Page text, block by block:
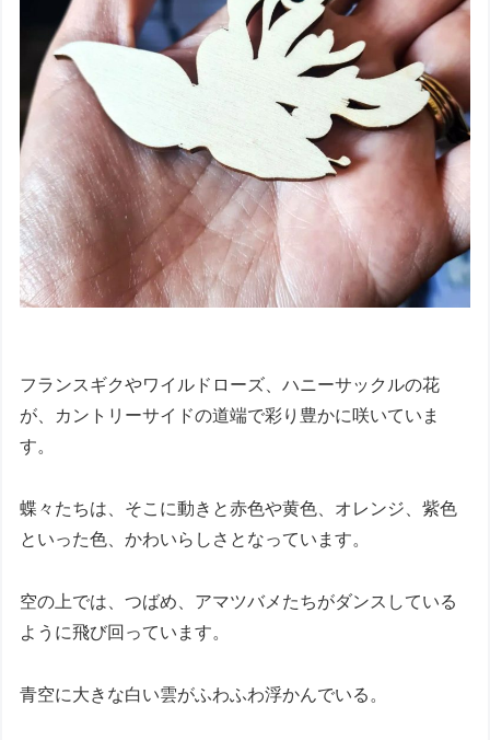
フランスギクやワイルドローズ、ハニーサックルの花
が、カントリーサイドの道端で彩り豊かに咲いていま
す。
蝶々たちは、そこに動きと赤色や黄色、オレンジ、紫色
といった色、かわいらしさとなっています。
空の上では、つばめ、アマツバメたちがダンスしている
ように飛び回っています。
青空に大きな白い雲がふわふわ浮かんでいる。